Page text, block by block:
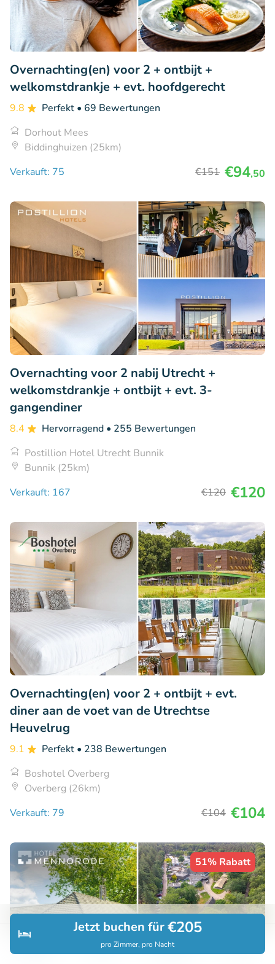
Suchen Buchungen
Jetzt buchen für€205
pro Zimmer, pro Nacht
Overnachting(en) voor 2 + ontbijt +
welkomstdrankje + evt. hoofdgerecht
9.8 Perfekt • 69 Bewertungen
Dorhout Mees
Biddinghuizen (25km)
Verkauft: 75
€151 €94,50
Overnachting voor 2 nabij Utrecht +
welkomstdrankje + ontbijt + evt. 3-
gangendiner
8.4 Hervorragend • 255 Bewertungen
Postillion Hotel Utrecht Bunnik
Bunnik (25km)
Verkauft: 167
€120 €120
Overnachting(en) voor 2 + ontbijt + evt.
diner aan de voet van de Utrechtse
Heuvelrug
9.1 Perfekt • 238 Bewertungen
Boshotel Overberg
Overberg (26km)
Verkauft: 79
€104 €104
51% Rabatt